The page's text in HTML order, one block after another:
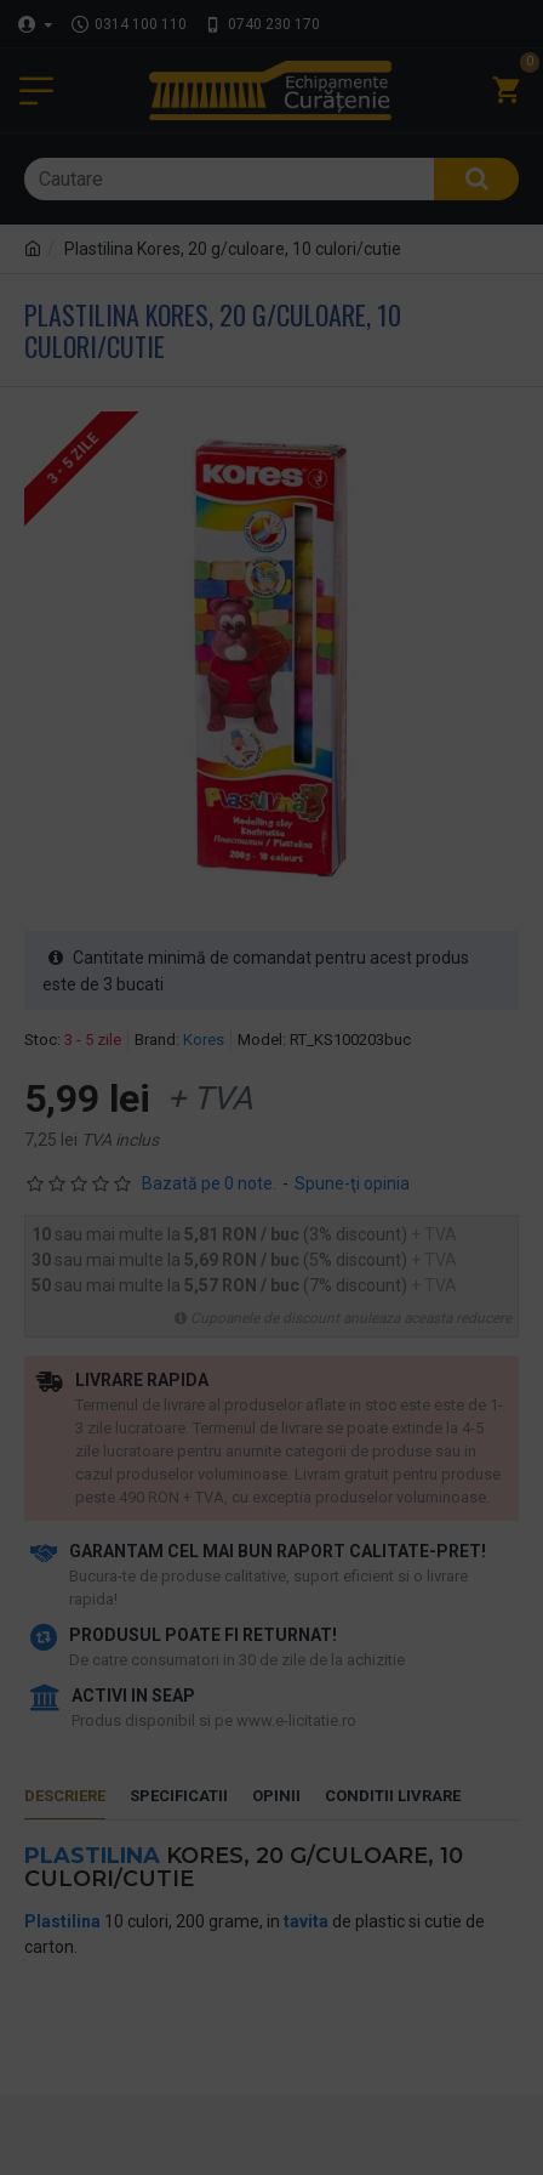
0314 100 110 0740 230 170
0
Plastilina Kores, 20 g/culoare, 10 culori/cutie
PLASTILINA KORES, 20 G/CULOARE, 10
CULORI/CUTIE
3 - 5 ZILE
Stoc: 3 - 5 zile Brand: Kores Model: RT_KS100203buc
Bazată pe 0 note. - Spune-ţi opinia
5,99 lei + TVA
7,25 lei TVA inclus
Cantitate minimă de comandat pentru acest produs
este de 3 bucati
10 sau mai multe la 5,81 RON / buc (3% discount)
30 sau mai multe la 5,69 RON / buc (5% discount)
50 sau mai multe la 5,57 RON / buc (7% discount)
GARANTAM CEL MAI BUN RAPORT CALITATE-PRET!
​Bucura-te de produse calitative, suport eficient si o livrare
rapida!
PRODUSUL POATE FI RETURNAT!
De catre consumatori in 30 de zile de la achizitie
ACTIVI IN SEAP
Produs disponibil si pe www.e-licitatie.ro
LIVRARE RAPIDA
Termenul de livrare al produselor aflate in stoc este este de 1-
3 zile lucratoare. Termenul de livrare se poate extinde la 4-5
zile lucratoare pentru anumite categorii de produse sau in
cazul produselor voluminoase. Livram gratuit pentru produse
peste 490 RON + TVA, cu exceptia produselor voluminoase.
DESCRIERE SPECIFICATII OPINII CONDITII LIVRARE
PLASTILINA KORES, 20 G/CULOARE, 10
CULORI/CUTIE
Plastilina 10 culori, 200 grame, in tavita de plastic si cutie de
carton.